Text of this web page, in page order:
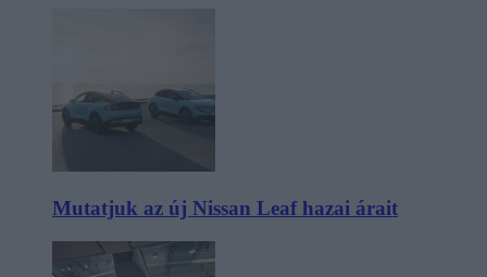
Mutatjuk az új Nissan Leaf hazai árait